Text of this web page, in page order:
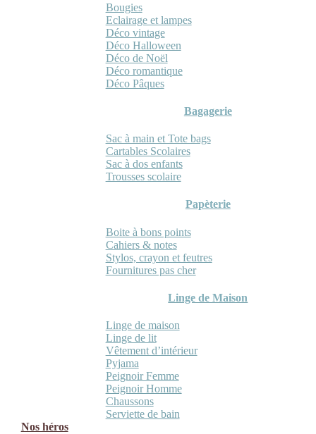
Bougies
Eclairage et lampes
Déco vintage
Déco Halloween
Déco de Noël
Déco romantique
Déco Pâques
Bagagerie
Sac à main et Tote bags
Cartables Scolaires
Sac à dos enfants
Trousses scolaire
Papèterie
Boite à bons points
Cahiers & notes
Stylos, crayon et feutres
Fournitures pas cher
Linge de Maison
Linge de maison
Linge de lit
Vêtement d’intérieur
Pyjama
Peignoir Femme
Peignoir Homme
Chaussons
Serviette de bain
Nos héros